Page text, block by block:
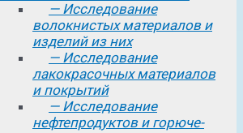
— Исследование
волокнистых материалов и
изделий из них
— Исследование
лакокрасочных материалов
и покрытий
— Исследование
нефтепродуктов и горюче-